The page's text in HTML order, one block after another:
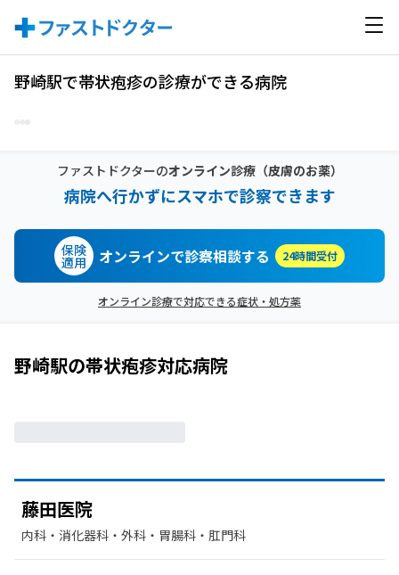
野崎駅で帯状疱疹の診療ができる病院
ファストドクターのオンライン診療（皮膚のお薬）
病院へ行かずにスマホで診察できます
保険
適用 オンラインで診察相談する 24時間受付
オンライン診療で対応できる症状・処方薬
野崎駅の帯状疱疹対応病院
藤田医院
内科・​消化器科・​外科・​胃腸科・​肛門科